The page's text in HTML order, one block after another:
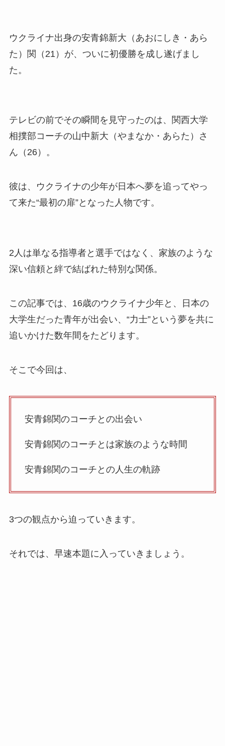
ウクライナ出身の安青錦新大（あおにしき・あら
た）関（21）が、ついに初優勝を成し遂げまし
た。
テレビの前でその瞬間を見守ったのは、関西大学
相撲部コーチの山中新大（やまなか・あらた）さ
ん（26）。
彼は、ウクライナの少年が日本へ夢を追ってやっ
て来た“最初の扉”となった人物です。
2人は単なる指導者と選手ではなく、家族のような
深い信頼と絆で結ばれた特別な関係。
この記事では、16歳のウクライナ少年と、日本の
大学生だった青年が出会い、“力士”という夢を共に
追いかけた数年間をたどります。
そこで今回は、
安青錦関のコーチとの出会い
安青錦関のコーチとは家族のような時間
安青錦関のコーチとの人生の軌跡
3つの観点から迫っていきます。
それでは、早速本題に入っていきましょう。